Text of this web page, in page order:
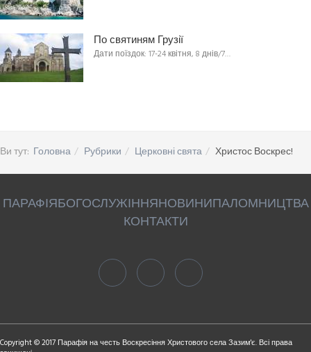
По святиням Грузії
Дати поїздок: 17-24 квітня, 8 днів/7…
Ви тут: Головна Рубрики Церковні свята Христос Воскрес!
ПАРАФІЯБОГОСЛУЖІННЯНОВИНИПАЛОМНИЦТВА
КОНТАКТИ
Copyright © 2017 Парафія на честь Воскресіння Христового села Зазим'є. Всі права